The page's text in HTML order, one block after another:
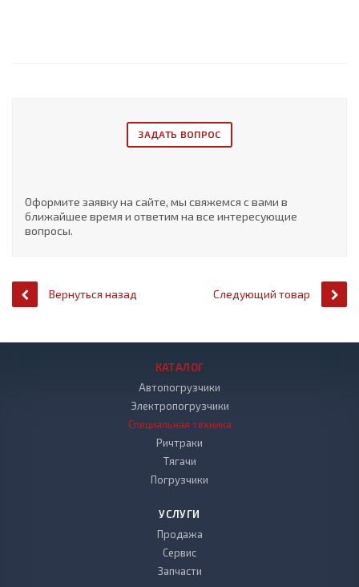
ЗАДАТЬ ВОПРОС
Оформите заявку на сайте, мы свяжемся с вами в
ближайшее время и ответим на все интересующие
вопросы.
Вернуться назад Следующий товар
КАТАЛОГ
Автопогрузчики
Электропогрузчики
Специальная техника
Ричтраки
Тягачи
Погрузчики
УСЛУГИ
Продажа
Сервис
Запчасти